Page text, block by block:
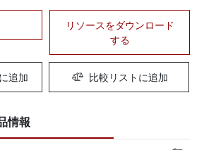
リソースをダウンロード
する
追加 比較リストに追加
情報